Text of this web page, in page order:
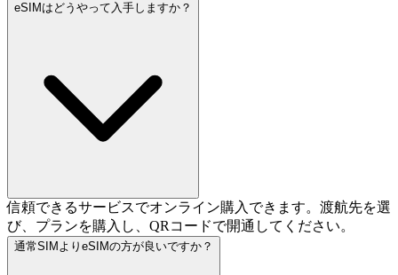
eSIMはどうやって入手しますか？
信頼できるサービスでオンライン購入できます。渡航先を選
び、プランを購入し、QRコードで開通してください。
通常SIMよりeSIMの方が良いですか？